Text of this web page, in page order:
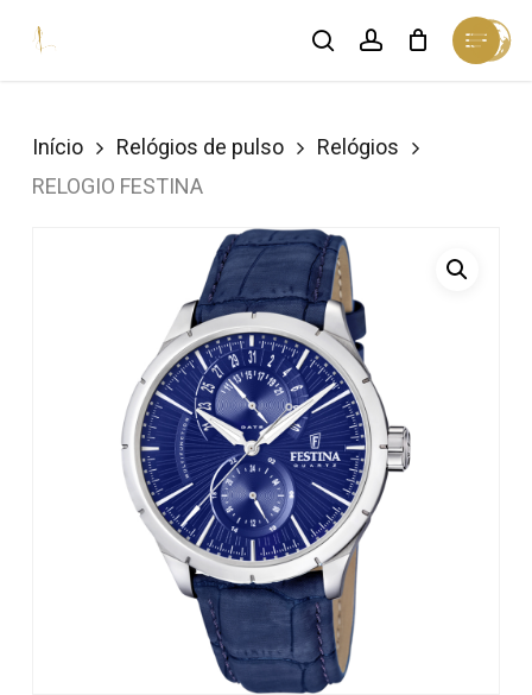
searchaccount
Menu
Close
Cart
Início Relógios de pulso
Relógios
RELOGIO FESTINA